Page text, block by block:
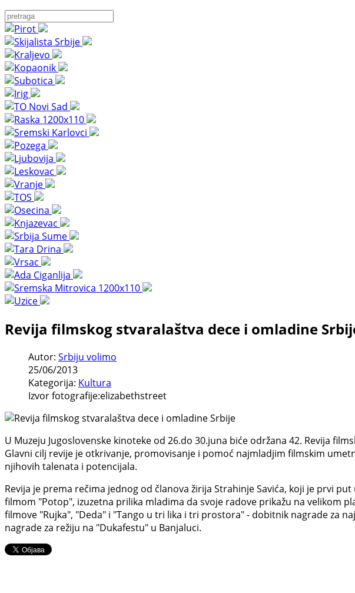
Revija filmskog stvaralaštva dece i omladine
Autor: Srbiju volimo
25/06/2013
Kategorija: Kultura
Izvor fotografije:elizabethstreet
U Muzeju Jugoslovenske kinoteke od 26.do 30.juna biće održana 42. Revija
Glavni cilj revije je otkrivanje, promovisanje i pomoć najmladjim filmskim
njihovih talenata i potencijala.
Revija je prema rečima jednog od članova žirija Strahinje Savića, koji je prvi
filmom "Potop", izuzetna prilika mladima da svoje radove prikažu na velikom
filmove "Rujka", "Deda" i "Tango u tri lika i tri prostora" - dobitnik nagrade za
nagrade za režiju na "Dukafestu" u Banjaluci.